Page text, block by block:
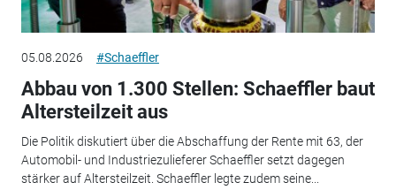
05.08.2026 #Schaeffler
Abbau von 1.300 Stellen: Schaeffler baut
Altersteilzeit aus
Die Politik diskutiert über die Abschaffung der Rente mit 63, der
Automobil- und Industriezulieferer Schaeffler setzt dagegen
stärker auf Altersteilzeit. Schaeffler legte zudem seine...